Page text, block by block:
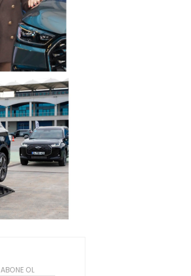
ABONE OL